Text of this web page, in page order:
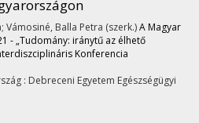
Vámosiné, Balla Petra (szerk.)A Magyar
- „Tudomány: iránytű az élhető
Konferencia
: Debreceni Egyetem Egészségügyi